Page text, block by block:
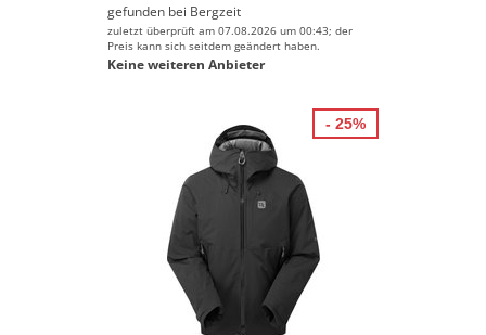
gefunden bei Bergzeit
zuletzt überprüft am 07.08.2026 um 00:43; der
Preis kann sich seitdem geändert haben.
Keine weiteren Anbieter
- 25%